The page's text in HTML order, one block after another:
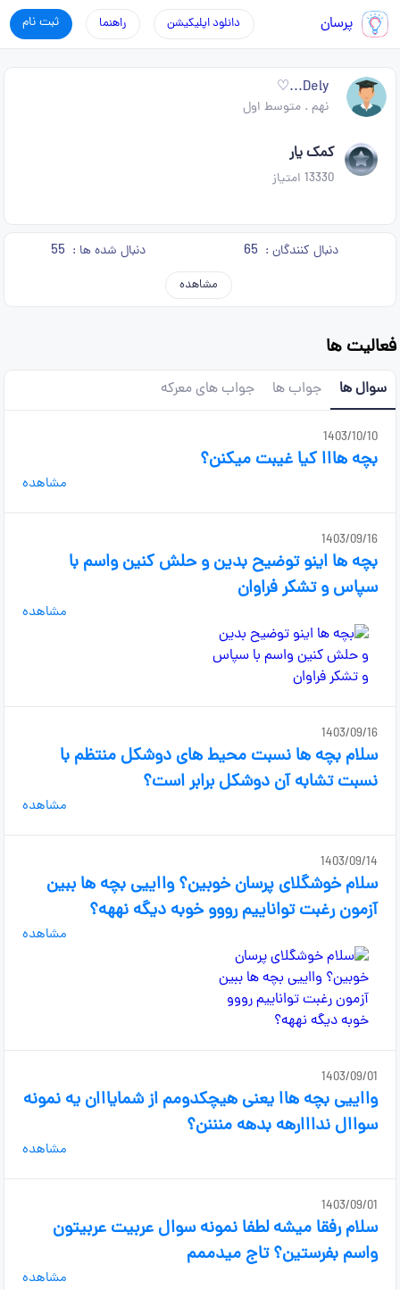
پرسان ثبت نام راهنما دانلود اپلیکیشن
Dely...♡
نهم .متوسط اول
کمک یار
13330 امتیاز
دنبال کنندگان : 65 دنبال شده ها : 55
مشاهده
فعالیت ها
سوال ها جواب ها جواب های معرکه
1403/10/10
بچه هااا کیا غیبت میکنن؟
مشاهده
1403/09/16
بچه ها اینو توضیح بدین و حلش کنین واسم با
سپاس و تشکر فراوان
مشاهده
1403/09/16
سلام بچه ها نسبت محیط های دوشکل منتظم با
نسبت تشابه آن دوشکل برابر است؟
مشاهده
1403/09/14
سلام خوشگلای پرسان خوبین؟ وااییی بچه ها ببین
آزمون رغبت تواناییم رووو خوبه دیگه نههه؟
مشاهده
1403/09/01
وااییی بچه هاا یعنی هیچکدومم از شمایااان یه نمونه
سواال ندااارهه بدهه منننن؟
مشاهده
1403/09/01
سلام رفقا میشه لطفا نمونه سوال عربیت عربیتون
واسم بفرستین؟ تاج میدممم
مشاهده